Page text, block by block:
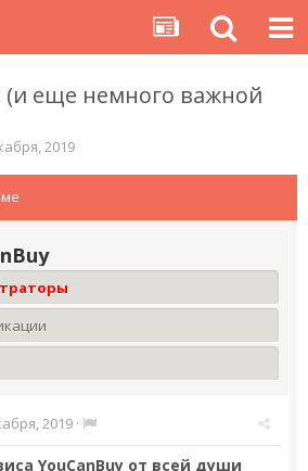
еще немного важной
2019
2019 ·
YouCanBuy от всей души